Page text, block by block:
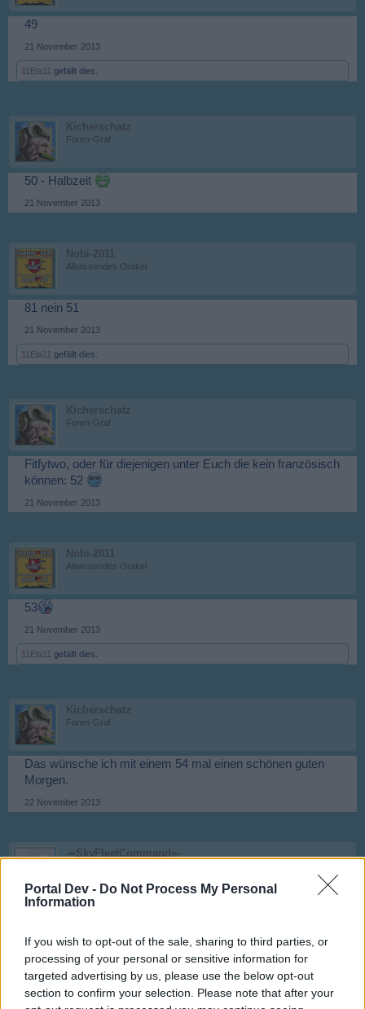
Portal Dev - Do Not Process My Personal
Information
If you wish to opt-out of the sale, sharing to third parties, or
processing of your personal or sensitive information for
targeted advertising by us, please use the below opt-out
section to confirm your selection. Please note that after your
49
21 November 2013
11Ela11 gefällt dies.
Kicherschatz
Foren-Graf
50 - Halbzeit
21 November 2013
Nobi-2011
Allwissendes Orakel
81 nein 51
21 November 2013
11Ela11 gefällt dies.
Kicherschatz
Foren-Graf
Fitfytwo, oder für diejenigen unter Euch die kein französisch
können: 52
21 November 2013
Nobi-2011
Allwissendes Orakel
53
21 November 2013
11Ela11 gefällt dies.
Kicherschatz
Foren-Graf
Das wünsche ich mit einem 54 mal einen schönen guten
Morgen.
22 November 2013
-=SkyFleetCommand=-
Es ist Freitag morgen, alle schlafen als sich heimlich ein
gefürchtete Zahl platziert...